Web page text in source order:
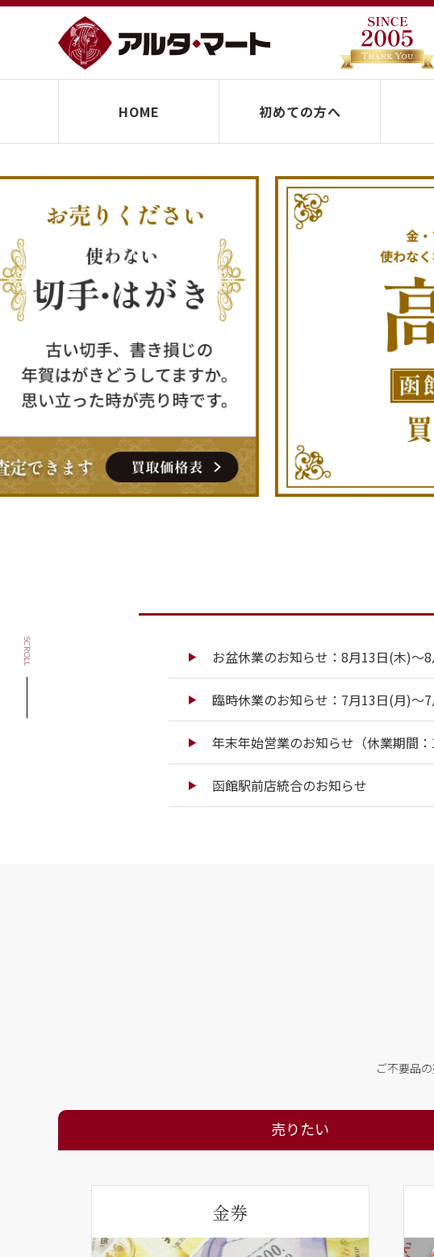
HOME 初めての方へ
SCROLL お盆休業のお知らせ：8月13日(木)～
臨時休業のお知らせ：7月13日(月)～
年末年始営業のお知らせ（休業期間：
函館駅前店統合のお知らせ
ご不要品
売りたい
金券